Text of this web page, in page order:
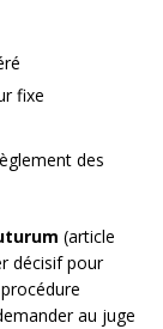
fixe
des
(article
décisif pour
au juge